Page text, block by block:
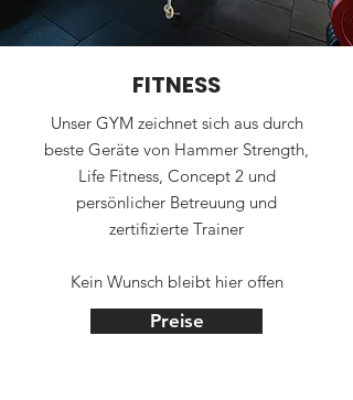
FITNESS
Unser GYM zeichnet sich aus durch
beste Geräte von Hammer Strength,
Life Fitness, Concept 2 und
persönlicher Betreuung und
zertifizierte Trainer
Kein Wunsch bleibt hier offen
Preise